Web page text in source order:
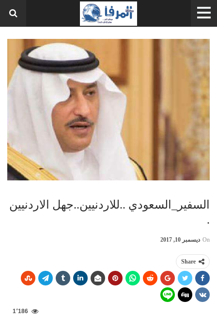
السفير_السعودي ..للاردنيين..جهل الاردنيين
.
On ديسمبر 10, 2017
Share
1٬186